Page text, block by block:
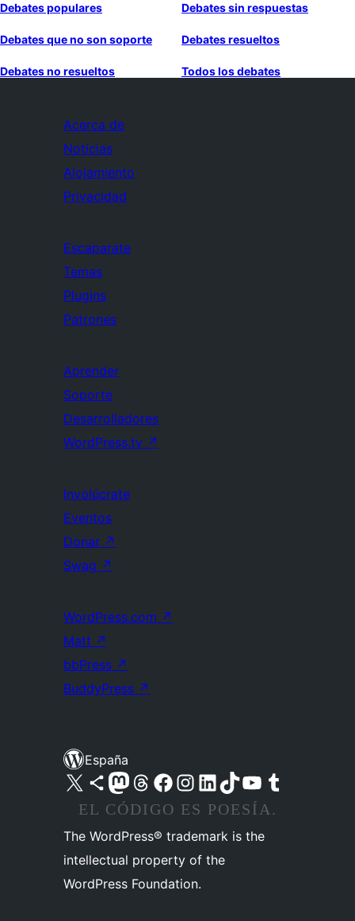
Debates populares Debates sin respuestas
Debates que no son soporte Debates resueltos
Debates no resueltos Todos los debates
Acerca de
Noticias
Alojamiento
Privacidad
Escaparate
Temas
Plugins
Patrones
Aprender
Soporte
Desarrolladores
WordPress.tv ↗
Involúcrate
Eventos
Donar ↗
Swag ↗
WordPress.com ↗
Matt ↗
bbPress ↗
BuddyPress ↗
España
Visita nuestra cuenta de X (anteriormente Twitter)
Visita nuestra cuenta de Bluesky
Visita nuestra cuenta de Mastodon
Visita nuestra cuenta de Threads
Visita nuestra página de Facebook
Visita nuestra cuenta de Instagram
Visita nuestra cuenta de LinkedIn
Visita nuestra cuenta de TikTok
Visita nuestro canal de YouTube
Visita nuestra cuenta de Tumblr
EL CÓDIGO ES POESÍA.
The WordPress® trademark is the
intellectual property of the
WordPress Foundation.